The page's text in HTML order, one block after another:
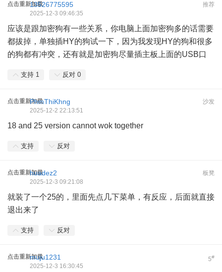
点击重新加载 推荐
13526775595
2025-12-3 09:46:35
应该是跟加密狗有一些关系，你电脑上面加密狗多的话需要
都拔掉，单独插HY的狗试一下，因为我发现HY的狗和很多
的狗都有冲突，还有就是加密狗尽量插主板上面的USB口
支持 1 反对 0
点击重新加载 沙发
PhmThiKhng
2025-12-2 22:13:51
18 and 25 version cannot wok together
支持 反对
点击重新加载 板凳
huadez2
2025-12-3 09:21:08
就装了一个25的，里面先点几下菜单，有反应，后面就直接
退出来了
支持 反对
点击重新加载 5#
muju1231
2025-12-3 16:30:45